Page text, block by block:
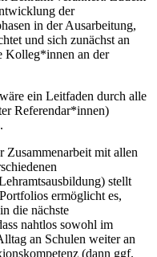
der
in der Ausarbeitung,
und sich zunächst an
Kolleg*innen an der
ein Leitfaden durch alle
Referendar*innen)
Zusammenarbeit mit allen
stellt
ermöglicht es,
die nächste
nahtlos sowohl im
an Schulen weiter an
(dann ggf.